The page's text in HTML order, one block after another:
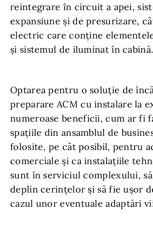
reintegrare în circuit a apei,
expansiune şi de presurizare,
electric care conţine
şi sistemul de iluminat în cabină.
Optarea pentru o soluție de
preparare ACM cu instalare la
numeroase beneficii, cum ar fi
spaţiile din ansamblul de
folosite, pe cât posibil, pentru
comerciale şi ca instalaţiile
sunt în serviciul complexului,
deplin cerințelor şi să fie uşor
cazul unor eventuale adaptări